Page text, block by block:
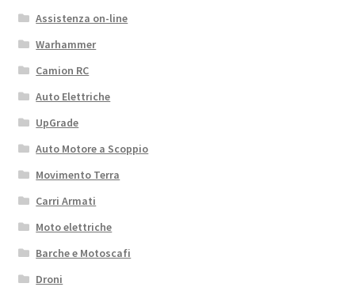
Assistenza on-line
Warhammer
Camion RC
Auto Elettriche
UpGrade
Auto Motore a Scoppio
Movimento Terra
Carri Armati
Moto elettriche
Barche e Motoscafi
Droni